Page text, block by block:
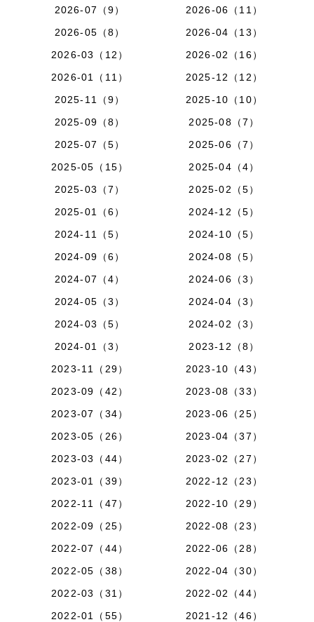
2026-07（9）
2026-06（11）
2026-05（8）
2026-04（13）
2026-03（12）
2026-02（16）
2026-01（11）
2025-12（12）
2025-11（9）
2025-10（10）
2025-09（8）
2025-08（7）
2025-07（5）
2025-06（7）
2025-05（15）
2025-04（4）
2025-03（7）
2025-02（5）
2025-01（6）
2024-12（5）
2024-11（5）
2024-10（5）
2024-09（6）
2024-08（5）
2024-07（4）
2024-06（3）
2024-05（3）
2024-04（3）
2024-03（5）
2024-02（3）
2024-01（3）
2023-12（8）
2023-11（29）
2023-10（43）
2023-09（42）
2023-08（33）
2023-07（34）
2023-06（25）
2023-05（26）
2023-04（37）
2023-03（44）
2023-02（27）
2023-01（39）
2022-12（23）
2022-11（47）
2022-10（29）
2022-09（25）
2022-08（23）
2022-07（44）
2022-06（28）
2022-05（38）
2022-04（30）
2022-03（31）
2022-02（44）
2022-01（55）
2021-12（46）